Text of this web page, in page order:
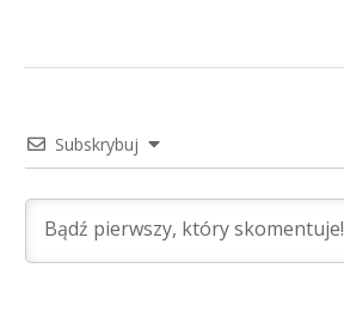
Subskrybuj